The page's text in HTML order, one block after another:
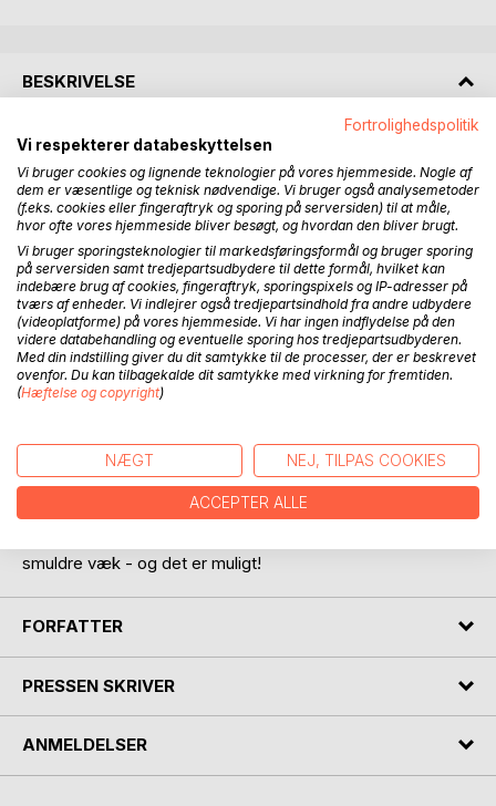
BESKRIVELSE
Europa er og bliver vort kontinent, og selv om det har fejl
og mangler samt en broget fortid, er det vor forudsætning.
Derfor har forfatteren taget sig på at skrive en krønike, der
strækker sig helt fra Romulus’ kongedømme i Rom tid til
vore dages europæiske samarbejde, som vi kender det for
derigennem at trække en regulær udviklingslinje.
Derudover indeholder bogen idéer til forbedring af
samarbejdet i funktionsmæssig henseende på centrale
områder som Det Europæiske Råd, Parlamentet,
Domstolen og Mindretallene.
Formålet med denne bog er med afsæt i tidligere tiders
situation. For nok var forholdende dengang forskellige fra
nu, men vi kan lære noget af, hvorledes nogle løsninger
lykkedes og andre gik helt forkert.
smuldre væk - og det er muligt!
FORFATTER
PRESSEN SKRIVER
ANMELDELSER
Fortrolighedspolitik
Vi respekterer databeskyttelsen
Vi bruger cookies og lignende teknologier på vores hjemmeside. Nogle af
dem er væsentlige og teknisk nødvendige. Vi bruger også analysemetoder
(f.eks. cookies eller fingeraftryk og sporing på serversiden) til at måle,
hvor ofte vores hjemmeside bliver besøgt, og hvordan den bliver brugt.
Vi bruger sporingsteknologier til markedsføringsformål og bruger sporing
på serversiden samt tredjepartsudbydere til dette formål, hvilket kan
indebære brug af cookies, fingeraftryk, sporingspixels og IP-adresser på
tværs af enheder. Vi indlejrer også tredjepartsindhold fra andre udbydere
(videoplatforme) på vores hjemmeside. Vi har ingen indflydelse på den
videre databehandling og eventuelle sporing hos tredjepartsudbyderen.
Med din indstilling giver du dit samtykke til de processer, der er beskrevet
ovenfor. Du kan tilbagekalde dit samtykke med virkning for fremtiden.
(Hæftelse og copyright)
NÆGT NEJ, TILPAS COOKIES
ACCEPTER ALLE